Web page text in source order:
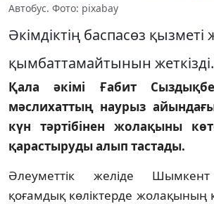
Автобус. Фото: pixabay
Әкімдіктің баспасөз
қымбаттамайтынын жеткізді.
Қала әкімі Ғабит
мәслихаттың наурыз
күн тәртібінен жолақыны
қарастыруды алып тастады.
Әлеуметтік желіде
қоғамдық көліктерде